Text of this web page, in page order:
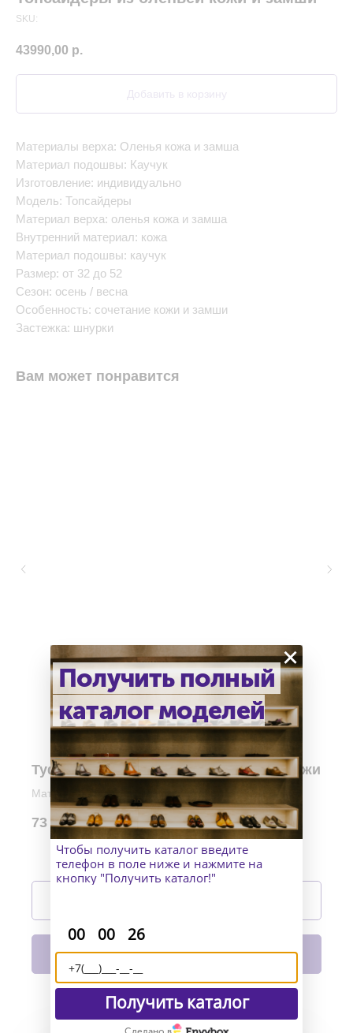
SKU:
43990,00 р.
Добавить в корзину
Материалы верха: Оленья кожа и замша
Материал подошвы: Каучук
Изготовление: индивидуально
Модель: Топсайдеры
Материал верха: оленья кожа и замша
Внутренний материал: кожа
Материал подошвы: каучук
Размер: от 32 до 52
Сезон: осень / весна
Особенность: сочетание кожи и замши
Застежка: шнурки
Вам может понравится
Туфли лоферы Open Walk из белой кожи
Материалы верха: Белая кожа
Материал подошвы: Кожа и накат
Изготовление: индивидуально
73 990 р.
Получить полный
каталог моделей
×
Чтобы получить каталог введите
телефон в поле ниже и нажмите на
кнопку "Получить каталог!"
00 00 26
Получить каталог